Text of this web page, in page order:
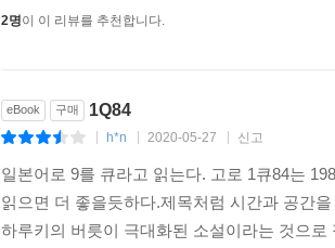
2명이 이 리뷰를 추천합니다.
eBook 구매 1Q84
h*n 2020-05-27 신고
일본어로 9를 큐라고 읽는다. 고로 1큐84는
읽으면 더 좋을듯하다.제목처럼 시간과 공간
하루키의 버릇이 극대화된 소설이라는 것으